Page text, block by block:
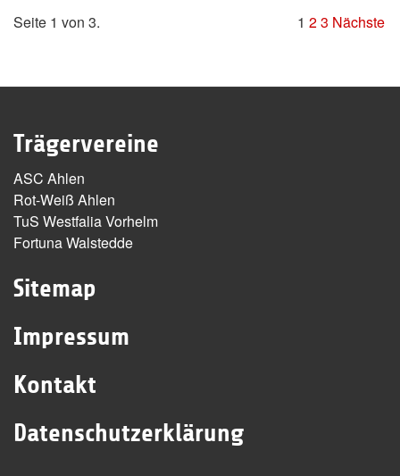
Seite 1 von 3. 1 23 Nächste
Trägervereine
ASC Ahlen
Rot-Weiß Ahlen
TuS Westfalia Vorhelm
Fortuna Walstedde
Sitemap
Impressum
Kontakt
Datenschutzerklärung